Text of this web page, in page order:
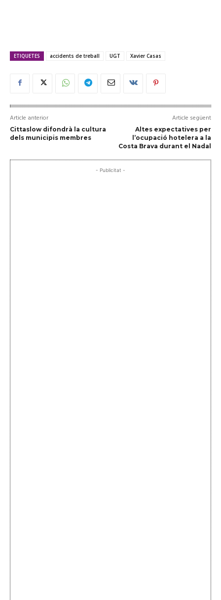
ETIQUETES accidents de treball UGT Xavier Casas
Article anterior
Cittaslow difondrà la cultura
dels municipis membres
Article següent
Altes expectatives per
l’ocupació hotelera a la
Costa Brava durant el Nadal
- Publicitat -